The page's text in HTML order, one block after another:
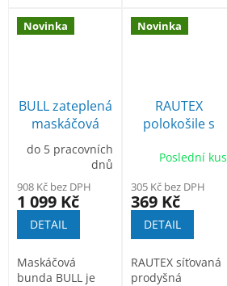
atraktivním...
Novinka
BULL zateplená
maskáčová
bunda
do 5 pracovních
dnů
908 Kč bez DPH
1 099 Kč
DETAIL
Maskáčová
bunda BULL je
Novinka
RAUTEX
polokošile s
prvky
Poslední kus
305 Kč bez DPH
369 Kč
DETAIL
RAUTEX síťovaná
prodyšná